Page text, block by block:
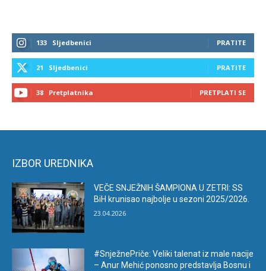
133 Sljedbenici PRATITE
21 Sljedbenici PRATITE
38 Pretplatnika PRETPLATI SE
IZBOR UREDNIKA
VEČE SNJEŽNIH ŠAMPIONA U ZETRI: SS
BiH krunisao najbolje u sezoni 2025/2026.
23.04.2026
#SnježnePriče: Veliki talenat iz male nacije
– Anur Mehić ponosno predstavlja Bosnu i